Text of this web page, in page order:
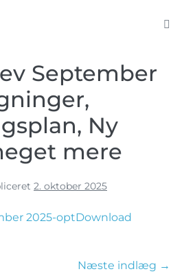
September
Ny
mere
2. oktober 2025
2025-optDownload
Næste indlæg →